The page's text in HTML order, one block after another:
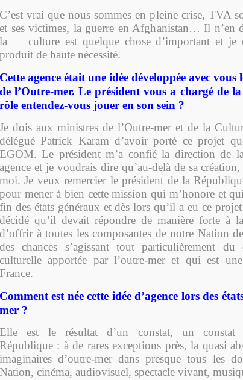
C’est vrai que nous sommes en pleine crise, TVA
et ses victimes, la guerre en Afghanistan… Il n’en
la culture est quelque chose d’important et je
produit de haute nécessité.
Cette agence était une idée développée avec vous
de l’Outre-mer. Le président vous a chargé de
rôle entendez-vous jouer en son sein ?
Je dois aux ministres de l’Outre-mer et de la
délégué Patrick Karam d’avoir porté ce projet
EGOM. Le président m’a confié la direction de
agence et je voudrais dire qu’au-delà de sa création,
moi. Je veux remercier le président de la
pour mener à bien cette mission qui m’honore et
fin des états généraux et dès lors qu’il a eu ce
décidé qu’il devait répondre de manière forte à
d’offrir à toutes les composantes de notre Nation
des chances s’agissant tout particulièrement
culturelle apportée par l’outre-mer et qui est
France.
Comment est née cette idée d’agence lors des
mer ?
Elle est le résultat d’un constat, un constat
République : à de rares exceptions près, la quasi
imaginaires d’outre-mer dans presque tous les
Nation, cinéma, audiovisuel, spectacle vivant,